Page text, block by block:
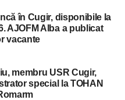
în Cugir, disponibile la
AJOFM Alba a publicat
vacante
membru USR Cugir,
special la TOHAN